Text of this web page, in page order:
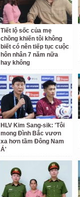
Tiết lộ sốc của mẹ
chồng khiến tôi không
biết có nên tiếp tục cuộc
hôn nhân 7 năm nữa
hay không
HLV Kim Sang-sik: 'Tôi
mong Đình Bắc vươn
xa hơn tầm Đông Nam
Á'